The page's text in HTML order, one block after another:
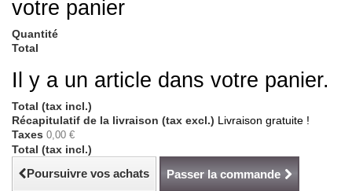
votre panier
Quantité
Total
Il y a un article dans votre panier.
Total (tax incl.)
Récapitulatif de la livraison (tax excl.) Livraison gratuite !
Taxes 0,00 €
Total (tax incl.)
Poursuivre vos achats Passer la commande